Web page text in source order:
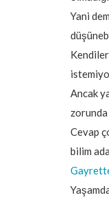
Yani
Ancak
Cevap
bilim